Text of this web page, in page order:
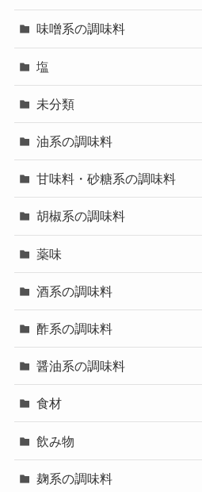
味噌系の調味料
塩
未分類
油系の調味料
甘味料・砂糖系の調味料
胡椒系の調味料
薬味
酒系の調味料
酢系の調味料
醤油系の調味料
食材
飲み物
麹系の調味料